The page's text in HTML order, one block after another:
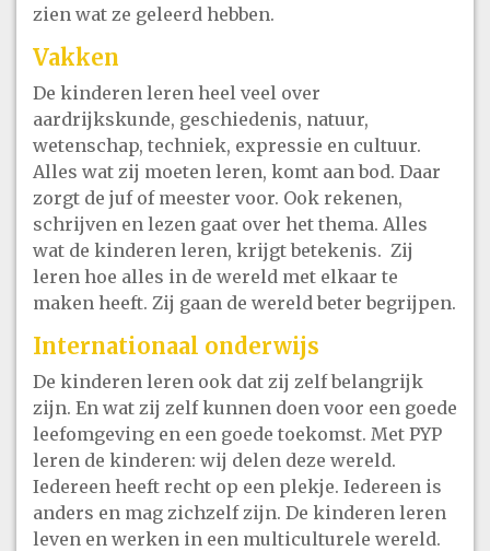
zien wat ze geleerd hebben.
Vakken
De kinderen leren heel veel over
aardrijkskunde, geschiedenis, natuur,
wetenschap, techniek, expressie en cultuur.
Alles wat zij moeten leren, komt aan bod. Daar
zorgt de juf of meester voor. Ook rekenen,
schrijven en lezen gaat over het thema. Alles
wat de kinderen leren, krijgt betekenis. Zij
leren hoe alles in de wereld met elkaar te
maken heeft. Zij gaan de wereld beter begrijpen.
Internationaal onderwijs
De kinderen leren ook dat zij zelf belangrijk
zijn. En wat zij zelf kunnen doen voor een goede
leefomgeving en een goede toekomst. Met PYP
leren de kinderen: wij delen deze wereld.
Iedereen heeft recht op een plekje. Iedereen is
anders en mag zichzelf zijn. De kinderen leren
leven en werken in een multiculturele wereld.